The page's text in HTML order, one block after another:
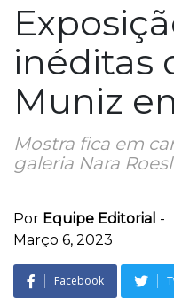
inéditas
Muniz
Mostra fica em
galeria Nara
Por Equipe Editorial -
Março 6, 2023
Facebook